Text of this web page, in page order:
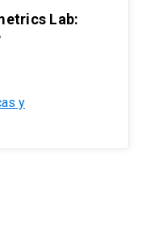
Lab:
y